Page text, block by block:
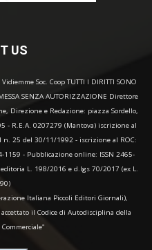
US
Soc. Coop TUTTI I DIRITTI SONO
SENZA AUTORIZZAZIONE Direttore
Direzione e Redazione: piazza Sordello,
- R.E.A. 0207279 (Mantova) iscrizione al
25 del 30/11/1992 - iscrizione al ROC:
1159 - Pubblicazione online: ISSN 2465-
L. 198/2016 e d.lgs 70/2017 (ex L.
Italiana Piccoli Editori Giornali),
il Codice di Autodisciplina della